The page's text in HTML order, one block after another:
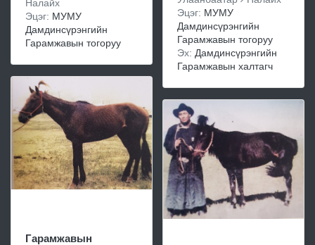
Налайх
Эцэг: МУМУ
Дамдинсүрэнгийн
Гарамжавын тогоруу
Гарамжавын
Эцэг: МУМУ
Дамдинсүрэнгийн
Гарамжавын тогоруу
Эх: Дамдинсүрэнгийн
Гарамжавын халтагч